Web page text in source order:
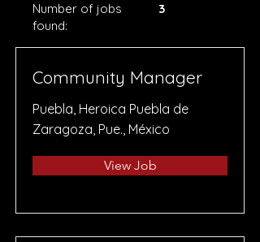
Number of jobs
found:
3
Community Manager
Puebla, Heroica Puebla de
Zaragoza, Pue., México
View Job